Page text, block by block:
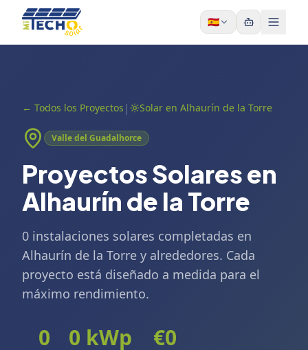
Skip to content
🇪🇸
← Todos los Proyectos | Solar en Alhaurín de la Torre
Valle del Guadalhorce
Proyectos Solares en
Alhaurín de la Torre
0 instalaciones solares completadas en
Alhaurín de la Torre y alrededores. Cada
proyecto está diseñado a medida para el
máximo rendimiento.
0 0 kWp €0